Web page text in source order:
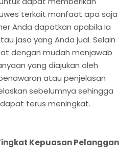
terkait manfaat apa saja
Anda dapatkan apabila Ia
jasa yang Anda jual. Selain
dengan mudah menjawab
yang diajukan oleh
atau penjelasan
sebelumnya sehingga
terus meningkat.
Kepuasan Pelanggan